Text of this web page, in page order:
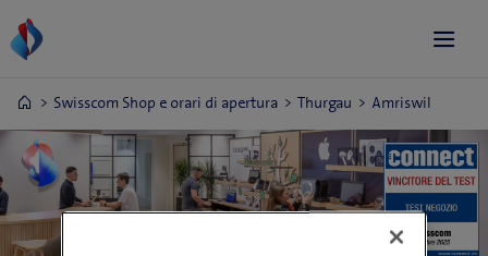
Swisscom Shop e orari di apertura Thurgau Amriswil